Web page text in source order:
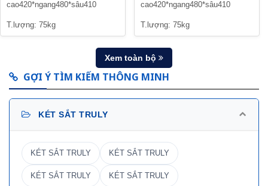
cao420*ngang480*sâu410
T.lượng: 75kg
cao420*ngang480*sâu410
T.lượng: 75kg
Xem toàn bộ
GỢI Ý TÌM KIẾM THÔNG MINH
KÉT SẮT TRULY
KÉT SẮT TRULY KÉT SẮT TRULY
KÉT SẮT TRULY KÉT SẮT TRULY